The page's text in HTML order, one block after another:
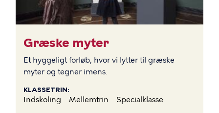
Græske myter
Et hyggeligt forløb, hvor vi lytter til græske
myter og tegner imens.
KLASSETRIN
Indskoling Mellemtrin Specialklasse